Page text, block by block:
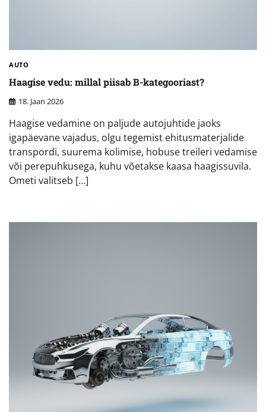
AUTO
Haagise vedu: millal piisab B-kategooriast?
18. Jaan 2026
Haagise vedamine on paljude autojuhtide jaoks
igapäevane vajadus, olgu tegemist ehitusmaterjalide
transpordi, suurema kolimise, hobuse treileri vedamise
või perepuhkusega, kuhu võetakse kaasa haagissuvila.
Ometi valitseb […]